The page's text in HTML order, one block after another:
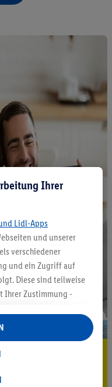
Ihrer
Lidl-Apps
und unserer
verschiedener
und ein Zugriff auf
Diese sind teilweise
Ihrer Zustimmung -
dem IAB TCF
Werbung
Werbung werden